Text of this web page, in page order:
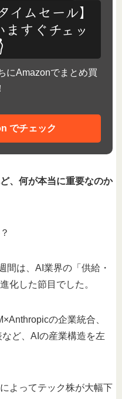
イムセール】
すぐチェッ
にAmazonでまとめ買
でチェック
、何が本当に重要なのか
間は、AI業界の「供給・
化した節目でした。
の企業統合、
ど、AIの産業構造を左
よってテック株が大幅下